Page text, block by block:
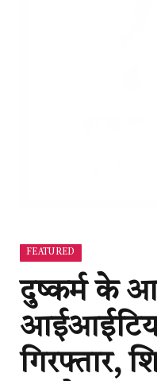
FEATURED
दुष्कर्म के
गिरफ्तार,